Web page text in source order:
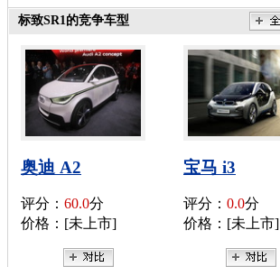
标致SR1的竞争车型
奥迪 A2
评分： 60.0分
价格：[未上市]
宝马 i3
评分： 0.0分
价格：[未上市]